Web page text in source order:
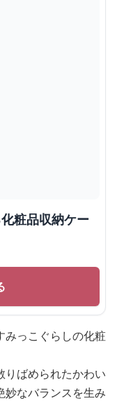
粧品収納ケー
みっこぐらしの化粧
りばめられたかわい
妙なバランスを生み